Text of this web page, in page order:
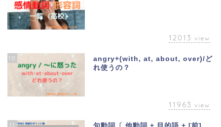
12013 view
10
angry+(with, at, about, over)/ど
れ使うの？
11963 view
11